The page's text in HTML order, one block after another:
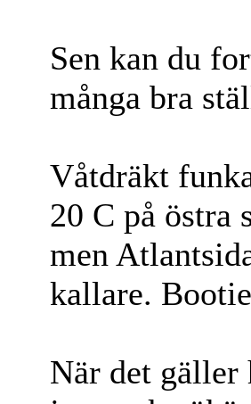
Sen kan du
många bra
Våtdräkt
20 C på östra
men
kallare.
När det gäller